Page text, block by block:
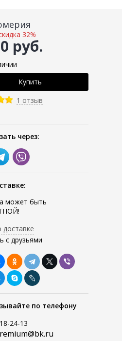
руб.
32%
1 отзыв
через:
может быть
доставке
с друзьями
по телефону
24-13